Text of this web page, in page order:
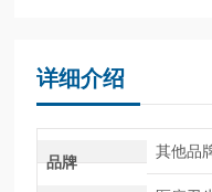
详细介绍
品牌
其他品